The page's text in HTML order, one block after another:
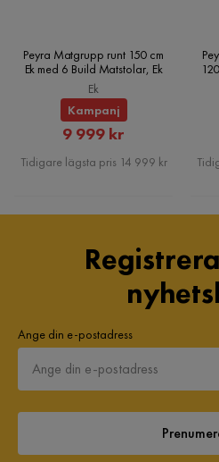
Peyra Matgrupp runt 150 cm
Ek med 6 Build Matstolar, Ek
Ek
Kampanj
Rabatterat
Pris
9 999 kr
Tidigare lägsta pris 14 999 kr
Ange din e-postadress